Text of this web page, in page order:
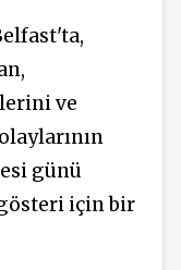
ve
günü
gösteri için bir